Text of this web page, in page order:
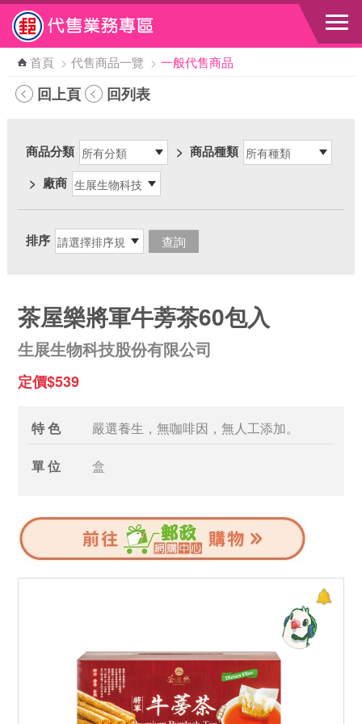
跳到主要內容區塊
首頁 > 代售商品一覽 > 一般代售商品
回上頁 回列表
商品分類 > 商品種類
> 廠商
排序
茶屋樂將軍牛蒡茶60包入
生展生物科技股份有限公司
定價$539
特 色 嚴選養生，無咖啡因，無人工添加。
單 位 盒